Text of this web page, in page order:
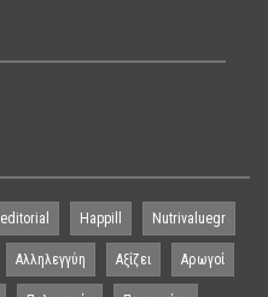
editorial Happill Nutrivaluegr
Αλληλεγγύη Αξίζει Αρωγοί